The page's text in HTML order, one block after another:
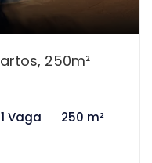
250m²
1 Vaga 250 m²